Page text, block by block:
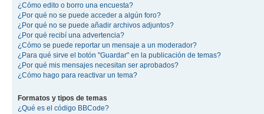
¿Cómo edito o borro una encuesta?
¿Por qué no se puede acceder a algún foro?
¿Por qué no se puede añadir archivos adjuntos?
¿Por qué recibí una advertencia?
¿Cómo se puede reportar un mensaje a un moderador?
¿Para qué sirve el botón "Guardar" en la publicación de temas?
¿Por qué mis mensajes necesitan ser aprobados?
¿Cómo hago para reactivar un tema?
Formatos y tipos de temas
¿Qué es el código BBCode?